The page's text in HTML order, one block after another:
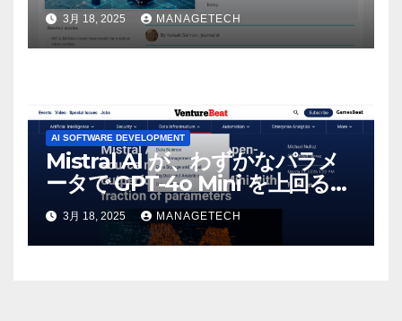
3月 18, 2025 MANAGETECH
AI SOFTWARE DEVELOPMENT
Mistral AI が、わずかなパラメ
ータで GPT-4o Mini を上回る新
しいオープンソース モデルをリ
リース | VentureBeat
3月 18, 2025 MANAGETECH